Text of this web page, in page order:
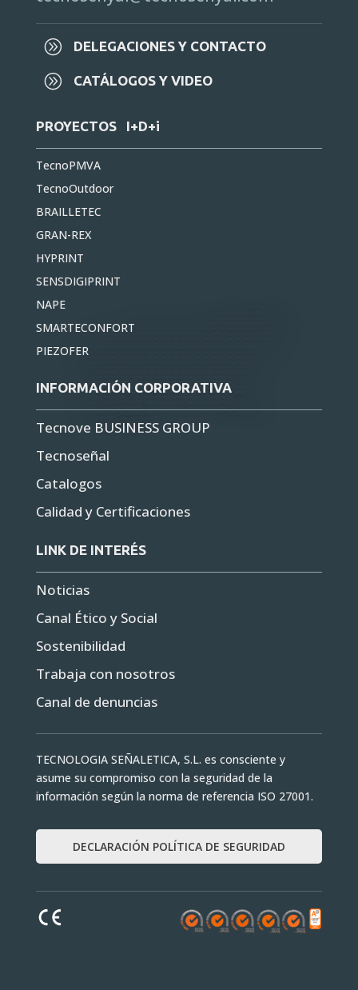
A DELEGACIONES Y CONTACTO
TecnoPMVA
TecnoOutdoor
BRAILLETEC
GRAN-REX
HYPRINT
SENSDIGIPRINT
NAPE
SMARTECONFORT
PIEZOFER
Tecnove BUSINESS GROUP
Tecnoseñal
Catalogos
Calidad y Certificaciones
Noticias
Canal Ético y Social
Sostenibilidad
Trabaja con nosotros
Canal de denuncias
asume su compromiso con la seguridad de la
información según la norma de referencia ISO 27001.
DECLARACIÓN POLÍTICA DE SEGURIDAD